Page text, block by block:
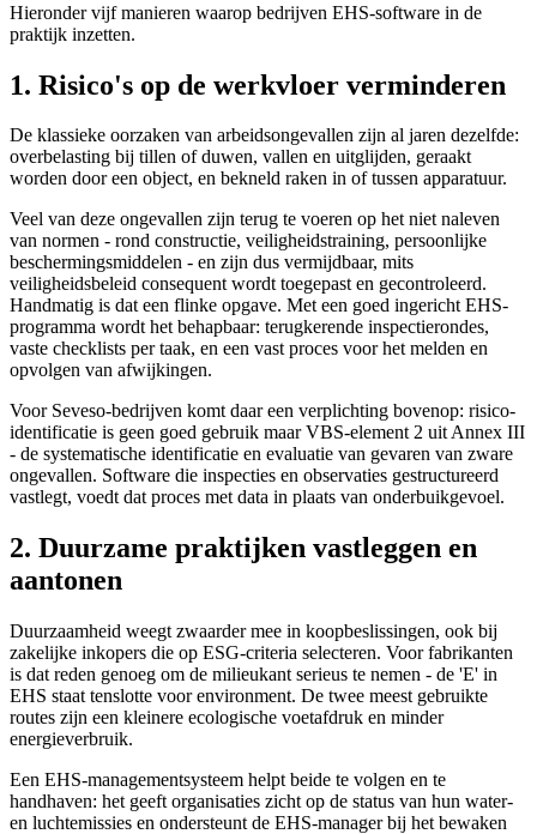
Hieronder vijf manieren waarop bedrijven EHS-software in de
praktijk inzetten.
1. Risico's op de werkvloer verminderen
De klassieke oorzaken van arbeidsongevallen zijn al jaren dezelfde:
overbelasting bij tillen of duwen, vallen en uitglijden, geraakt
worden door een object, en bekneld raken in of tussen apparatuur.
Veel van deze ongevallen zijn terug te voeren op het niet naleven
van normen - rond constructie, veiligheidstraining, persoonlijke
beschermingsmiddelen - en zijn dus vermijdbaar, mits
veiligheidsbeleid consequent wordt toegepast en gecontroleerd.
Handmatig is dat een flinke opgave. Met een goed ingericht EHS-
programma wordt het behapbaar: terugkerende inspectierondes,
vaste checklists per taak, en een vast proces voor het melden en
opvolgen van afwijkingen.
Voor Seveso-bedrijven komt daar een verplichting bovenop: risico-
identificatie is geen goed gebruik maar VBS-element 2 uit Annex III
- de systematische identificatie en evaluatie van gevaren van zware
ongevallen. Software die inspecties en observaties gestructureerd
vastlegt, voedt dat proces met data in plaats van onderbuikgevoel.
2. Duurzame praktijken vastleggen en
aantonen
Duurzaamheid weegt zwaarder mee in koopbeslissingen, ook bij
zakelijke inkopers die op ESG-criteria selecteren. Voor fabrikanten
is dat reden genoeg om de milieukant serieus te nemen - de 'E' in
EHS staat tenslotte voor environment. De twee meest gebruikte
routes zijn een kleinere ecologische voetafdruk en minder
energieverbruik.
Een EHS-managementsysteem helpt beide te volgen en te
handhaven: het geeft organisaties zicht op de status van hun water-
en luchtemissies en ondersteunt de EHS-manager bij het bewaken